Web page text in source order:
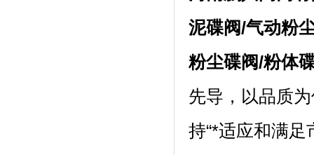
泥碟阀/气动粉
粉尘碟阀/粉体
先导，以品质
持“*适应和满足